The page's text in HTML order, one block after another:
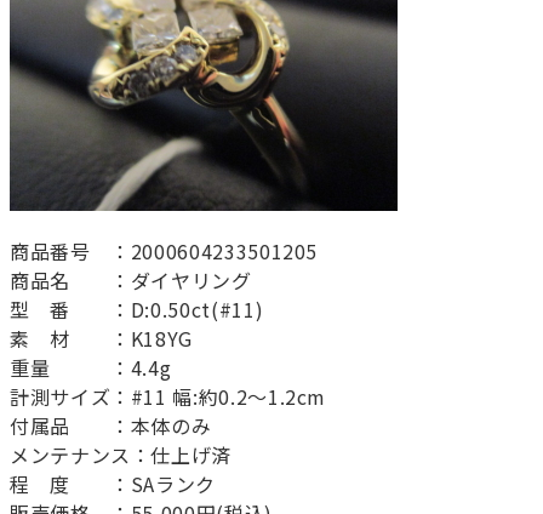
商品番号 ：2000604233501205
商品名 ：ダイヤリング
型 番 ：D:0.50ct(#11)
素 材 ：K18YG
重量 ：4.4g
計測サイズ：#11 幅:約0.2～1.2cm
付属品 ：本体のみ
メンテナンス：仕上げ済
程 度 ：SAランク